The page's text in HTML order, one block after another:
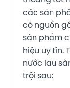
các sản
có nguồn
sản phẩm
hiệu uy tín.
nước lau
trội sau: